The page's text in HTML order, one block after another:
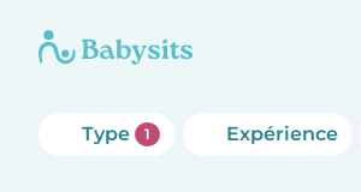
Type 1 Expérience